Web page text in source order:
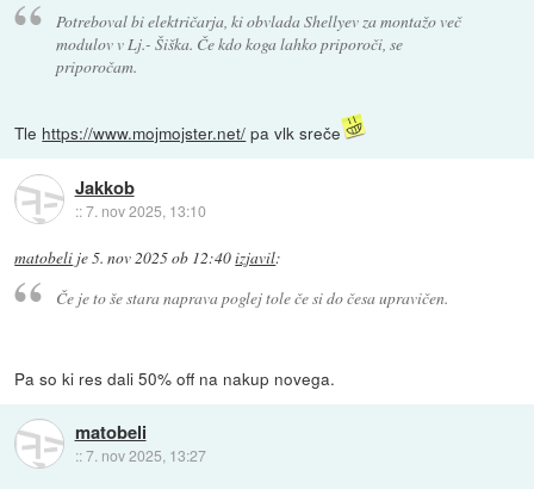
Potreboval bi električarja, ki obvlada Shellyev za montažo več
modulov v Lj.- Šiška. Če kdo koga lahko priporoči, se
priporočam.
Tle https://www.mojmojster.net/ pa vlk sreče
Jakkob
::7. nov 2025, 13:10
matobeli je5. nov 2025 ob 12:40izjavil:
Če je to še stara naprava poglej tole če si do česa upravičen.
Pa so ki res dali 50% off na nakup novega.
matobeli
::7. nov 2025, 13:27